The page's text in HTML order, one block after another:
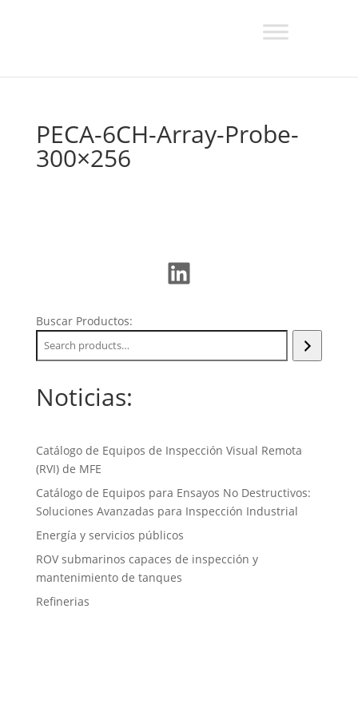
PECA-6CH-Array-Probe-
300×256
LinkedIn
Buscar Productos:
Noticias:
Catálogo de Equipos de Inspección Visual Remota
(RVI) de MFE
Catálogo de Equipos para Ensayos No Destructivos:
Soluciones Avanzadas para Inspección Industrial
Energía y servicios públicos
ROV submarinos capaces de inspección y
mantenimiento de tanques
Refinerias